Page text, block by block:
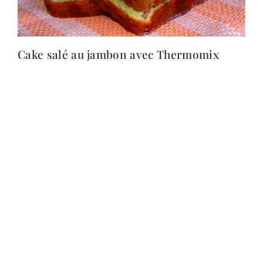
Cake salé au jambon avec Thermomix